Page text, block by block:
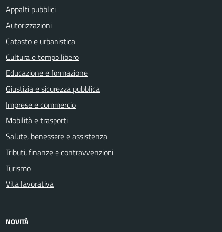
Appalti pubblici
Autorizzazioni
Catasto e urbanistica
Cultura e tempo libero
Educazione e formazione
Giustizia e sicurezza pubblica
Imprese e commercio
Mobilità e trasporti
Salute, benessere e assistenza
Tributi, finanze e contravvenzioni
Turismo
Vita lavorativa
NOVITÀ